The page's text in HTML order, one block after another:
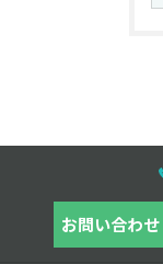
お問い合わせ